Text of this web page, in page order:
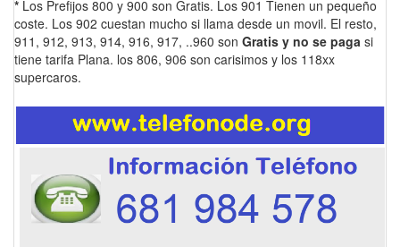
* Los Prefijos 800 y 900 son Gratis. Los 901 Tienen un pequeño
coste. Los 902 cuestan mucho si llama desde un movil. El resto,
911, 912, 913, 914, 916, 917, ..960 son Gratis y no se paga si
tiene tarifa Plana. los 806, 906 son carisimos y los 118xx
supercaros.